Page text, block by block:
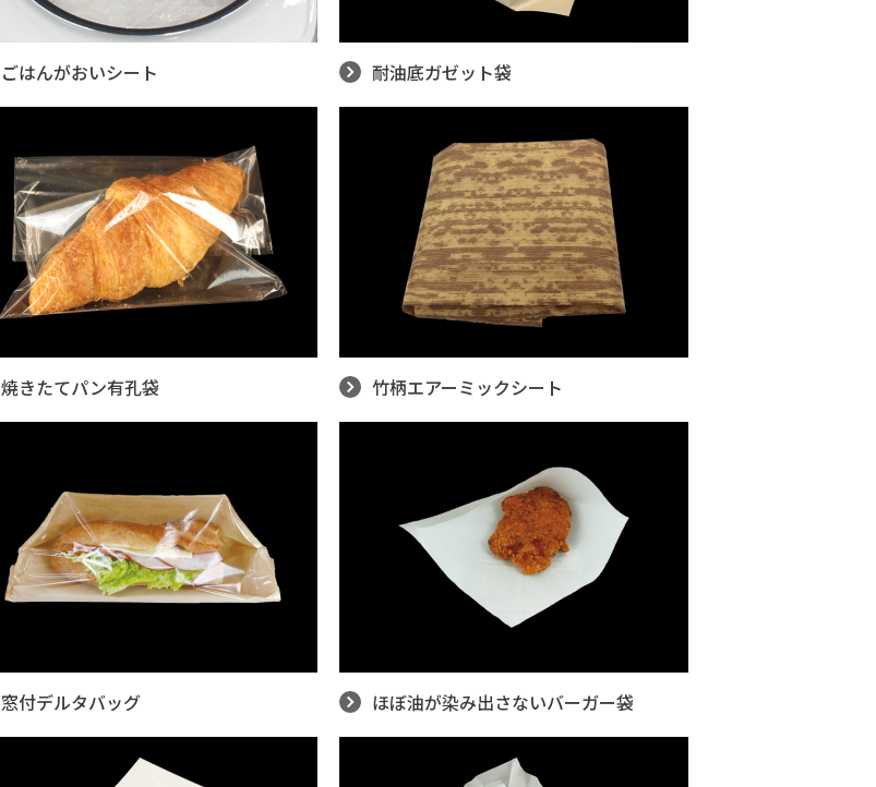
ごはんがおいシート 耐油底ガゼット袋
焼きたてパン有孔袋 竹柄エアーミックシート
窓付デルタバッグ ほぼ油が染み出さないバーガー袋